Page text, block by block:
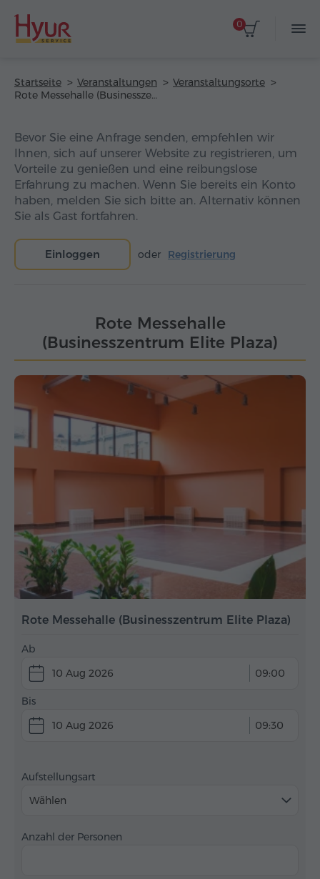
0
Startseite Veranstaltungen
Veranstaltungsorte
Rote Messehalle (Businesszentrum Elite Plaza)
Bevor Sie eine Anfrage senden, empfehlen wir
Ihnen, sich auf unserer Website zu registrieren, um
Vorteile zu genießen und eine reibungslose
Erfahrung zu machen. Wenn Sie bereits ein Konto
haben, melden Sie sich bitte an. Alternativ können
Sie als Gast fortfahren.
Einloggen oder Registrierung
Rote Messehalle
(Businesszentrum Elite Plaza)
Rote Messehalle (Businesszentrum Elite Plaza)
Ab
10 Aug 2026
09:00
Bis
10 Aug 2026
09:30
Aufstellungsart
Wählen
Anzahl der Personen